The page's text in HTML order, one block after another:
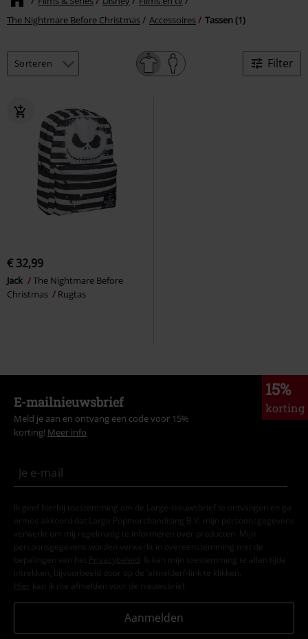
The Nightmare Before Christmas
Accessoires Tassen (1)
Filter
€ 32,99
Jack
The Nightmare Before
Christmas
Rugtas
15%
korting
E-mailnieuwsbrief
Meld je aan en ontvang een code voor 15%
korting! Meer info
Ik geef hierbij toestemming om de Large-nieuwsbrief te ontvangen en ga
ermee akkoord dat Large Popmerchandising B.V. mijn persoonsgegevens
verwerkt om mij regelmatig te informeren over producten. Mijn
persoonsgegevens worden verwerkt in overeenstemming met de
bepalingen van het
Privacybeleid . Ik kan mijn toestemming te allen tijde
intrekken, bijvoorbeeld door op de ‘afmelden’-link te klikken.
Hier kan ik me afmelden voor de nieuwsbrief.
Aanmelden